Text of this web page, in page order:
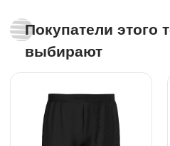
Покупатели этого
выбирают